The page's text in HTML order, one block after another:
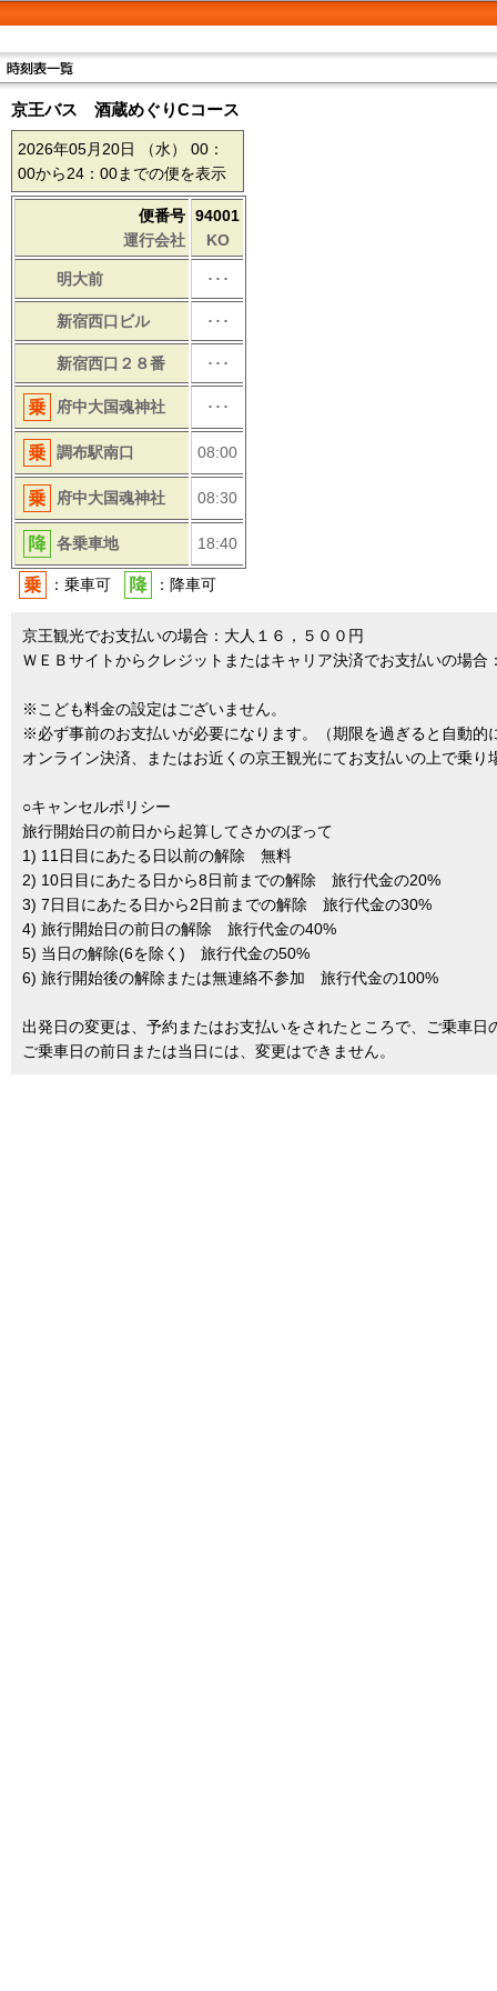
京王バス 酒蔵めぐりCコース
2026年05月20日 （水） 00：
00から24：00までの便を表示
便番号
運行会社
94001
KO
明大前 ･･･
新宿西口ビル ･･･
新宿西口２８番 ･･･
府中大国魂神社 ･･･
調布駅南口 08:00
府中大国魂神社 08:30
各乗車地 18:40
：乗車可 ：降車可
京王観光でお支払いの場合：大人１６，５００円
ＷＥＢサイトからクレジットまたはキャリア決済でお支払いの場合
※こども料金の設定はございません。
※必ず事前のお支払いが必要になります。（期限を過ぎると自動的
オンライン決済、またはお近くの京王観光にてお支払いの上で乗り
○キャンセルポリシー
旅行開始日の前日から起算してさかのぼって
1) 11日目にあたる日以前の解除 無料
2) 10日目にあたる日から8日前までの解除 旅行代金の20%
3) 7日目にあたる日から2日前までの解除 旅行代金の30%
4) 旅行開始日の前日の解除 旅行代金の40%
5) 当日の解除(6を除く) 旅行代金の50%
6) 旅行開始後の解除または無連絡不参加 旅行代金の100%
出発日の変更は、予約またはお支払いをされたところで、ご乗車日
ご乗車日の前日または当日には、変更はできません。